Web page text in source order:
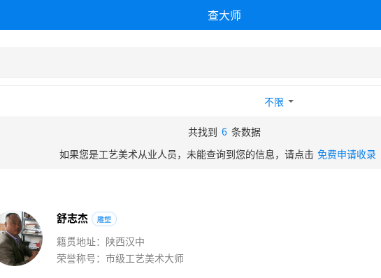
查大师
不限
共找到 6 条数据
如果您是工艺美术从业人员，未能查询到您的信息，请点击 免费申请收录
舒志杰 雕塑
籍贯地址：陕西汉中
荣誉称号：市级工艺美术大师